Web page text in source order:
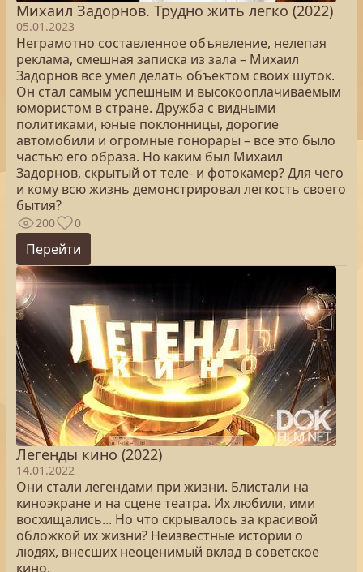
Михаил Задорнов. Трудно жить легко (2022)
05.01.2023
Неграмотно составленное объявление, нелепая
реклама, смешная записка из зала – Михаил
Задорнов все умел делать объектом своих шуток.
Он стал самым успешным и высокооплачиваемым
юмористом в стране. Дружба с видными
политиками, юные поклонницы, дорогие
автомобили и огромные гонорары – все это было
частью его образа. Но каким был Михаил
Задорнов, скрытый от теле- и фотокамер? Для чего
и кому всю жизнь демонстрировал легкость своего
бытия?
200 0
Перейти
Легенды кино (2022)
14.01.2022
Они стали легендами при жизни. Блистали на
киноэкране и на сцене театра. Их любили, ими
восхищались... Но что скрывалось за красивой
обложкой их жизни? Неизвестные истории о
людях, внесших неоценимый вклад в советское
кино.